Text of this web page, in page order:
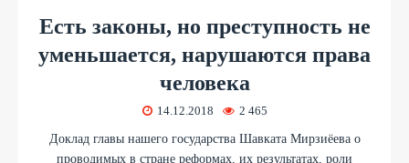
Есть законы, но преступность не
уменьшается, нарушаются права
человека
14.12.2018 2 465
Доклад главы нашего государства Шавката Мирзиёева о
проводимых в стране реформах, их результатах, роли